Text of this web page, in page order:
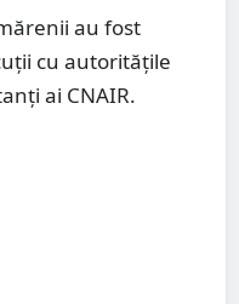
au fost
cu autoritățile
ai CNAIR.